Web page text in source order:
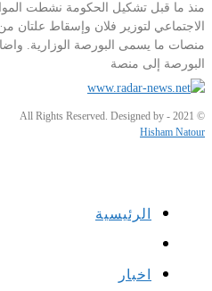
منذ ما قبل تشكيل الحكومة نشطت
الاجتماعي لتوزير فلان وإسقاط علتان
منصات ما يسمى البورصة الوزارية.
البورصة إلى منصة
© 2021 - All Rights Reserved. Designed by
Hisham Natour
الرئيسية
اخبار